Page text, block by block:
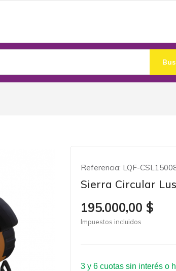
Referencia: LQF-
Sierra Circular
195.000,00 $
Impuestos incluidos
3 y 6 cuotas sin interés o